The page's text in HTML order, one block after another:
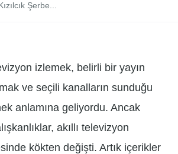
Şerbe...
izlemek, belirli bir yayın
ve seçili kanalların sunduğu
anlamına geliyordu. Ancak
akıllı televizyon
kökten değişti. Artık içerikler